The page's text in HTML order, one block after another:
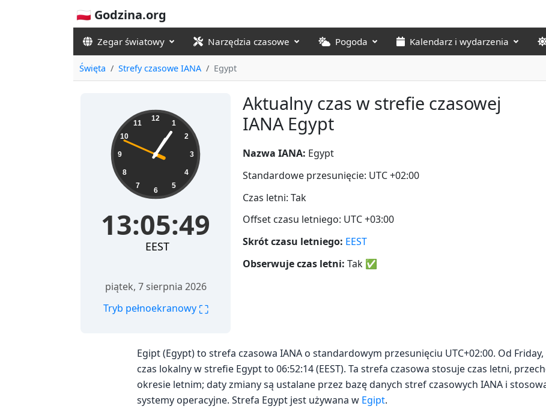
🇵🇱 Godzina.org
Zegar światowy Narzędzia czasowe Pogoda Kalendarz i wydarzenia
Święta Strefy czasowe IANA Egypt
Aktualny czas w strefie czasowej
IANA Egypt
13:05:50 12
1
2
3
4
5
6
7
8
9
10
11
13:05:50
EEST
piątek, 7 sierpnia 2026
Tryb pełnoekranowy ⛶
Nazwa IANA: Egypt
Standardowe przesunięcie: UTC +02:00
Czas letni: Tak
Offset czasu letniego: UTC +03:00
Skrót czasu letniego: EEST
Obserwuje czas letni: Tak ✅
Egipt (Egypt) to strefa czasowa IANA o standardowym przesunięciu UTC+02:00. Od
czas lokalny w strefie Egypt to 06:52:14 (EEST). Ta strefa czasowa stosuje czas letni,
okresie letnim; daty zmiany są ustalane przez bazę danych stref czasowych IANA i
systemy operacyjne. Strefa Egypt jest używana w Egipt.